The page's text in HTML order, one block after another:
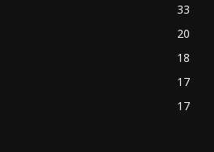
33
20
18
17
17